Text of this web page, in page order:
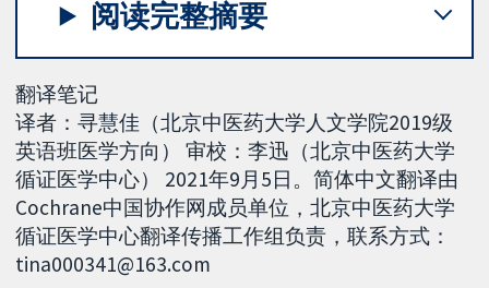
阅读完整摘要
翻译笔记
译者：寻慧佳（北京中医药大学人文学院2019级
英语班医学方向） 审校：李迅（北京中医药大学
循证医学中心） 2021年9月5日。简体中文翻译由
Cochrane中国协作网成员单位，北京中医药大学
循证医学中心翻译传播工作组负责，联系方式：
tina000341@163.com